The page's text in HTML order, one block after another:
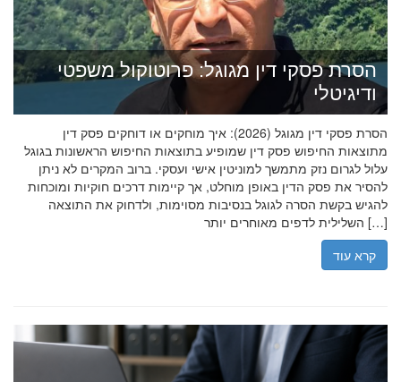
הסרת פסקי דין מגוגל: פרוטוקול משפטי
ודיגיטלי
הסרת פסקי דין מגוגל (2026): איך מוחקים או דוחקים פסק דין
מתוצאות החיפוש פסק דין שמופיע בתוצאות החיפוש הראשונות בגוגל
עלול לגרום נזק מתמשך למוניטין אישי ועסקי. ברוב המקרים לא ניתן
להסיר את פסק הדין באופן מוחלט, אך קיימות דרכים חוקיות ומוכחות
להגיש בקשת הסרה לגוגל בנסיבות מסוימות, ולדחוק את התוצאה
השלילית לדפים מאוחרים יותר […]
קרא עוד